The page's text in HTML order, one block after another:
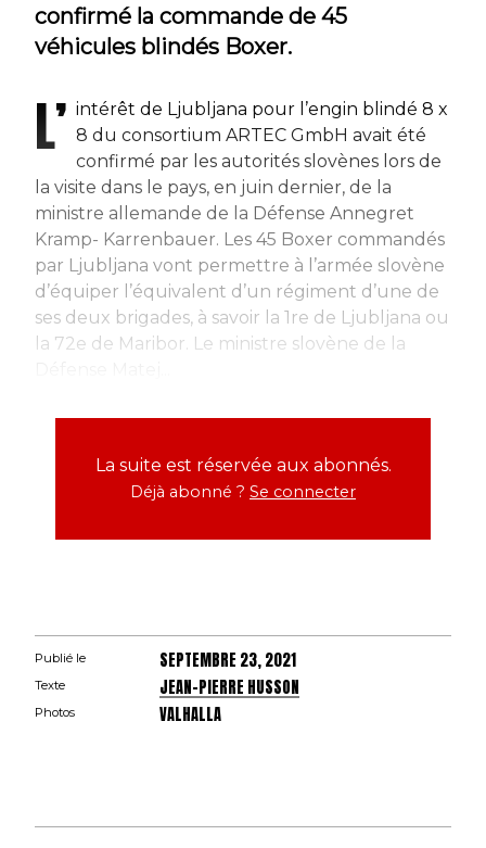
confirmé la commande de 45
véhicules blindés Boxer.
L’ intérêt de Ljubljana pour l’engin blindé 8 x
8 du consortium ARTEC GmbH avait été
confirmé par les autorités slovènes lors de
la visite dans le pays, en juin dernier, de la
ministre allemande de la Défense Annegret
Kramp- Karrenbauer. Les 45 Boxer commandés
par Ljubljana vont permettre à l’armée slovène
d’équiper l’équivalent d’un régiment d’une de
ses deux brigades, à savoir la 1re de Ljubljana ou
la 72e de Maribor. Le ministre slovène de la
La suite est réservée aux abonnés.
Déjà abonné ? Se connecter
Publié le SEPTEMBRE 23, 2021
Texte JEAN-PIERRE HUSSON
Photos VALHALLA